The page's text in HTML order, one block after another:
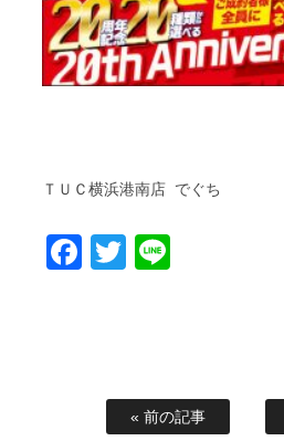
ＴＵＣ横浜港南店 でぐち
Facebook
Twitter
« 前の記事